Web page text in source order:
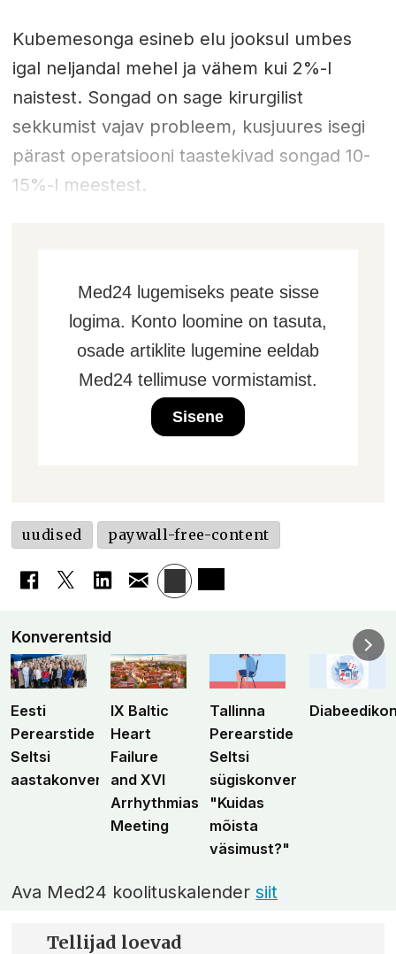
Kubemesonga esineb elu jooksul umbes
igal neljandal mehel ja vähem kui 2%-l
naistest. Songad on sage kirurgilist
sekkumist vajav probleem, kusjuures isegi
pärast operatsiooni taastekivad songad 10-
15%-l meestest.
Med24 lugemiseks peate sisse
logima. Konto loomine on tasuta,
osade artiklite lugemine eeldab
Med24 tellimuse vormistamist.
Sisene
uudised paywall-free-content
Konverentsid
Eesti
Perearstide
Seltsi
aastakonverents
IX Baltic
Heart
Failure
and XVI
Arrhythmias
Meeting
Tallinna
Perearstide
Seltsi
sügiskonverents
"Kuidas
mõista
väsimust?"
Ava Med24 koolituskalendersiit
Tellijad loevad